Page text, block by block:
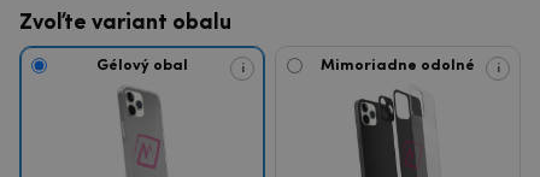
Zvoľte variant obalu
Gélový obal i Mimoriadne odolné i